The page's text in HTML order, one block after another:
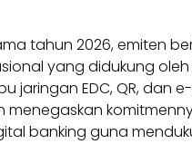
tahun 2026, emiten
yang didukung oleh
jaringan EDC, QR,
menegaskan
banking guna